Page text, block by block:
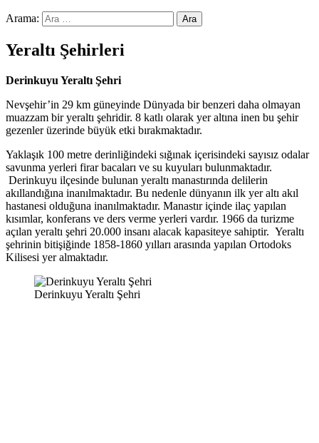
Arama:
Yeraltı Şehirleri
Derinkuyu Yeraltı Şehri
Nevşehir’in 29 km güneyinde Dünyada bir benzeri daha olmayan
muazzam bir yeraltı şehridir. 8 katlı olarak yer altına inen bu şehir
gezenler üzerinde büyük etki bırakmaktadır.
Yaklaşık 100 metre derinliğindeki sığınak içerisindeki sayısız odalar
savunma yerleri firar bacaları ve su kuyuları bulunmaktadır.
Derinkuyu ilçesinde bulunan yeraltı manastırında delilerin
akıllandığına inanılmaktadır. Bu nedenle dünyanın ilk yer altı akıl
hastanesi olduğuna inanılmaktadır. Manastır içinde ilaç yapılan
kısımlar, konferans ve ders verme yerleri vardır. 1966 da turizme
açılan yeraltı şehri 20.000 insanı alacak kapasiteye sahiptir. Yeraltı
şehrinin bitişiğinde 1858-1860 yılları arasında yapılan Ortodoks
Kilisesi yer almaktadır.
Derinkuyu Yeraltı Şehri